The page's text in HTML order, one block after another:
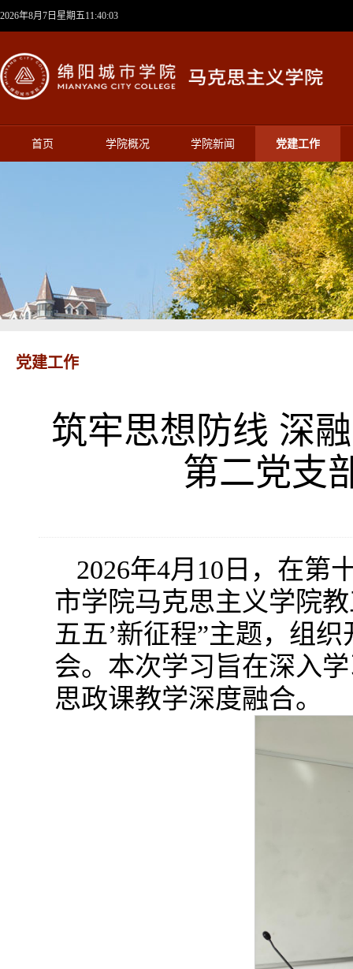
2026年8月7日星期五11:40:04
首页 学院概况 学院新闻 党建工作
党建工作
筑牢思想防线 深
第二党支
2026年4月10日，在第
市学院马克思主义学院
五五’新征程”主题，组
会。本次学习旨在深入
思政课教学深度融合。